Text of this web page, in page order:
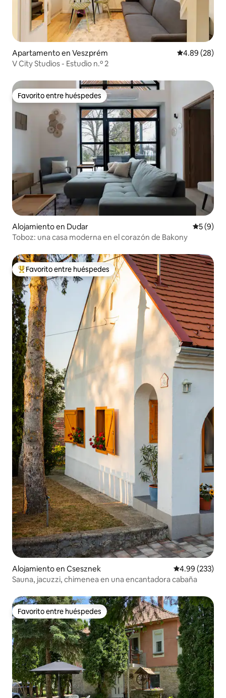
Apartamento en Veszprém Calificación
4.89 (28)
V City Studios - Estudio n.º 2
Favorito entre huéspedes
Favorito entre huéspedes
Alojamiento en Dudar
5 (9)
Toboz: una casa moderna en el corazón de Bakony
Favorito entre huéspedes preferido
Favorito entre huéspedes
Alojamiento en Csesznek Calificación
4.99 (233)
Sauna, jacuzzi, chimenea en una encantadora cabaña
Favorito entre huéspedes
Favorito entre huéspedes